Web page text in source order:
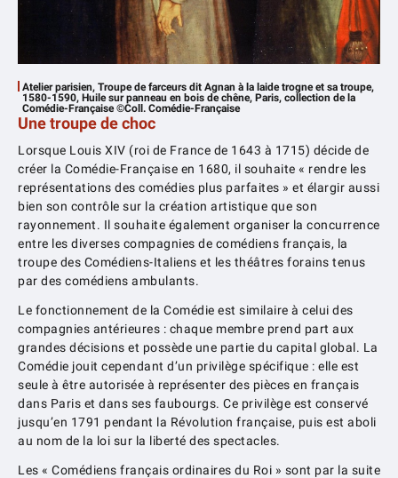
Atelier parisien, Troupe de farceurs dit Agnan à la laide trogne et sa troupe,
1580-1590, Huile sur panneau en bois de chêne, Paris, collection de la
Comédie-Française ©Coll. Comédie-Française
Une troupe de choc
Lorsque Louis XIV (roi de France de 1643 à 1715) décide de
créer la Comédie-Française en 1680, il souhaite « rendre les
représentations des comédies plus parfaites » et élargir aussi
bien son contrôle sur la création artistique que son
rayonnement. Il souhaite également organiser la concurrence
entre les diverses compagnies de comédiens français, la
troupe des Comédiens-Italiens et les théâtres forains tenus
par des comédiens ambulants.
Le fonctionnement de la Comédie est similaire à celui des
compagnies antérieures : chaque membre prend part aux
grandes décisions et possède une partie du capital global. La
Comédie jouit cependant d’un privilège spécifique : elle est
seule à être autorisée à représenter des pièces en français
dans Paris et dans ses faubourgs. Ce privilège est conservé
jusqu’en 1791 pendant la Révolution française, puis est aboli
au nom de la loi sur la liberté des spectacles.
Les « Comédiens français ordinaires du Roi » sont par la suite